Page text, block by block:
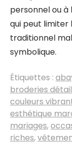
personnel ou
qui peut
traditionnel
symbolique.
Étiquettes :
broderies
couleurs
esthétique
mariages,
riches,